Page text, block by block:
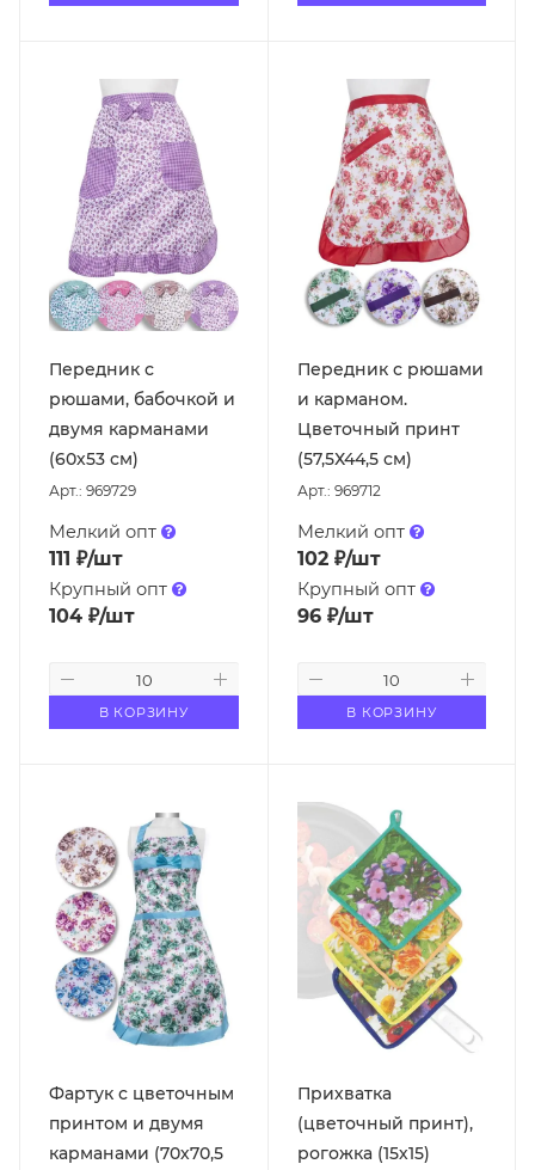
Передник с
рюшами, бабочкой и
двумя карманами
(60х53 см)
Арт.: 969729
Мелкий опт
111 ₽/шт
Крупный опт
104 ₽/шт
В КОРЗИНУ
Передник с рюшами
и карманом.
Цветочный принт
(57,5Х44,5 см)
Арт.: 969712
Мелкий опт
102₽/шт
Крупный опт
96₽/шт
В КОРЗИНУ
Фартук с цветочным
принтом и двумя
карманами (70х70,5
Прихватка
(цветочный принт),
рогожка (15х15)